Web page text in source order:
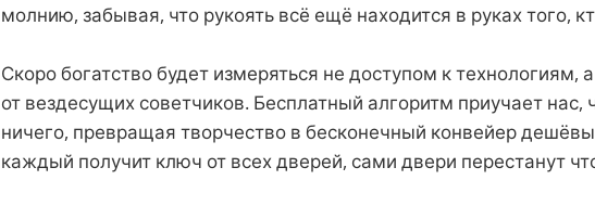
молнию, забывая, что рукоять всё ещё находится в руках того,
Скоро богатство будет измеряться не доступом к технологиям,
от вездесущих советчиков. Бесплатный алгоритм приучает нас,
ничего, превращая творчество в бесконечный конвейер
каждый получит ключ от всех дверей, сами двери перестанут